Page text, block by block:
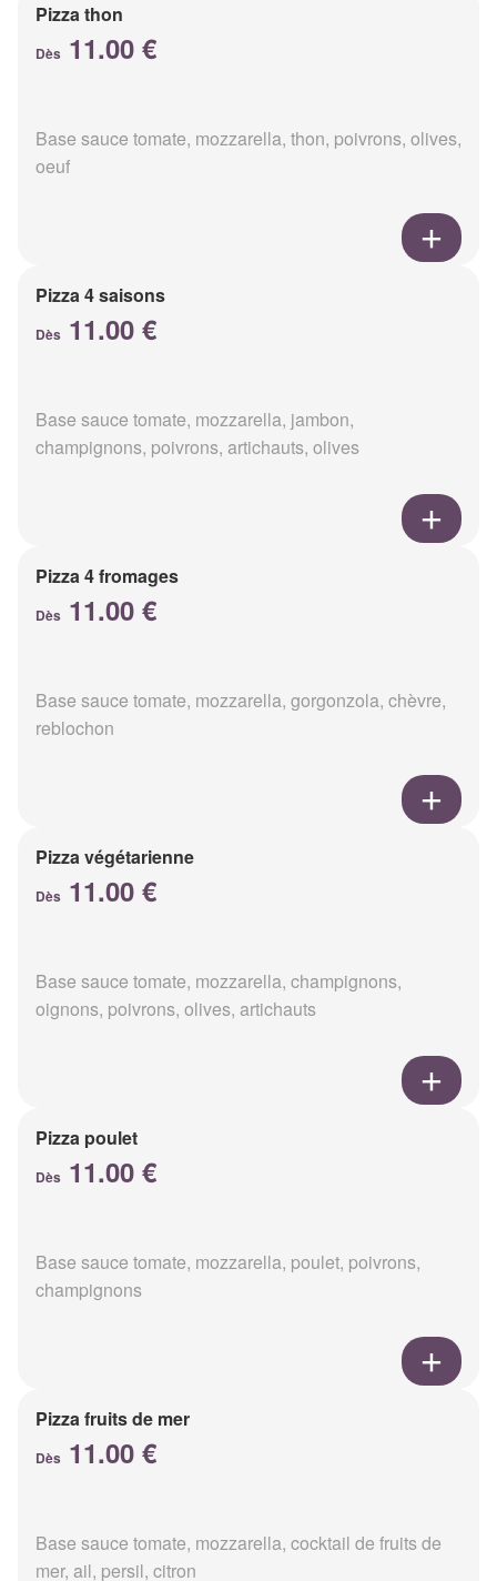
Pizza thon
Dès 11.00 €
Base sauce tomate, mozzarella, thon, poivrons, olives,
oeuf
Pizza 4 saisons
Dès 11.00 €
Base sauce tomate, mozzarella, jambon,
champignons, poivrons, artichauts, olives
Pizza 4 fromages
Dès 11.00 €
Base sauce tomate, mozzarella, gorgonzola, chèvre,
reblochon
Pizza végétarienne
Dès 11.00 €
Base sauce tomate, mozzarella, champignons,
oignons, poivrons, olives, artichauts
Pizza poulet
Dès 11.00 €
Base sauce tomate, mozzarella, poulet, poivrons,
champignons
Pizza fruits de mer
Dès 11.00 €
Base sauce tomate, mozzarella, cocktail de fruits de
mer, ail, persil, citron